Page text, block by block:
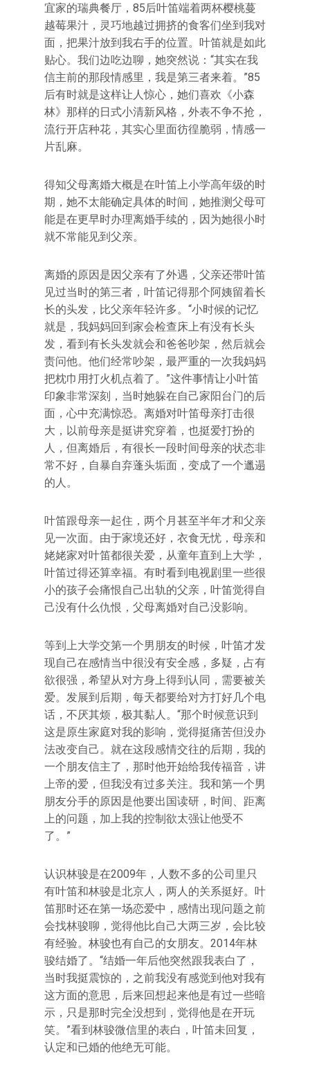
宜家的瑞典餐厅，85后叶笛端着两杯樱桃蔓
越莓果汁，灵巧地越过拥挤的食客们坐到我对
面，把果汁放到我右手的位置。叶笛就是如此
贴心。我们边吃边聊，她突然说：“其实在我
信主前的那段情感里，我是第三者来着。”85
后有时就是这样让人惊心，她们喜欢《小森
林》那样的日式小清新风格，外表不争不抢，
流行开店种花，其实心里面彷徨脆弱，情感一
片乱麻。
得知父母离婚大概是在叶笛上小学高年级的时
期，她不太能确定具体的时间，她推测父母可
能是在更早时办理离婚手续的，因为她很小时
就不常能见到父亲。
离婚的原因是因父亲有了外遇，父亲还带叶笛
见过当时的第三者，叶笛记得那个阿姨留着长
长的头发，比父亲年轻许多。“小时候的记忆
就是，我妈妈回到家会检查床上有没有长头
发，看到有长头发就会和爸爸吵架，然后就会
责问他。他们经常吵架，最严重的一次我妈妈
把枕巾用打火机点着了。”这件事情让小叶笛
印象非常深刻，当时她躲在自己家阳台门的后
面，心中充满惊恐。离婚对叶笛母亲打击很
大，以前母亲是挺讲究穿着，也挺爱打扮的
人，但离婚后，有很长一段时间母亲的状态非
常不好，自暴自弃蓬头垢面，变成了一个邋遢
的人。
叶笛跟母亲一起住，两个月甚至半年才和父亲
见一次面。由于家境还好，衣食无忧，母亲和
姥姥家对叶笛都很关爱，从童年直到上大学，
叶笛过得还算幸福。有时看到电视剧里一些很
小的孩子会痛恨自己出轨的父亲，叶笛觉得自
己没有什么仇恨，父母离婚对自己没影响。
等到上大学交第一个男朋友的时候，叶笛才发
现自己在感情当中很没有安全感，多疑，占有
欲很强，希望从对方身上得到认同，需要被关
爱。发展到后期，每天都要给对方打好几个电
话，不厌其烦，极其黏人。“那个时候意识到
这是原生家庭对我的影响，觉得挺痛苦但没办
法改变自己。就在这段感情交往的后期，我的
一个朋友信主了，那时他开始给我传福音，讲
上帝的爱，但我没有过多关注。我和第一个男
朋友分手的原因是他要出国读研，时间、距离
上的问题，加上我的控制欲太强让他受不
了。”
认识林骏是在2009年，人数不多的公司里只
有叶笛和林骏是北京人，两人的关系挺好。叶
笛那时还在第一场恋爱中，感情出现问题之前
会找林骏聊，觉得他比自己大两三岁，会比较
有经验。林骏也有自己的女朋友。2014年林
骏结婚了。“结婚一年后他突然跟我表白了，
当时我挺震惊的，之前我没有感觉到他对我有
这方面的意思，后来回想起来他是有过一些暗
示，只是那时完全没想到，觉得他是在开玩
笑。”看到林骏微信里的表白，叶笛未回复，
认定和已婚的他绝无可能。